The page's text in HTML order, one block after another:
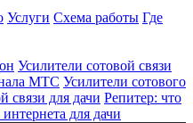
Услуги Схема работы Где
Усилители сотовой связи
МТС Усилители сотового
связи для дачи Репитер: что
для дачи